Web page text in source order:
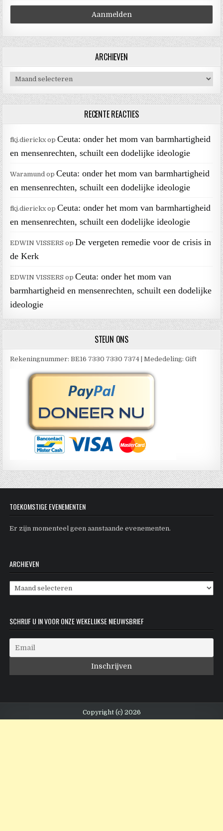
ARCHIEVEN
Archieven
RECENTE REACTIES
fkj.dierickxopCeuta: onder het mom van barmhartigheid
en mensenrechten, schuilt een dodelijke ideologie
Waramund opCeuta: onder het mom van barmhartigheid
en mensenrechten, schuilt een dodelijke ideologie
fkj.dierickxopCeuta: onder het mom van barmhartigheid
en mensenrechten, schuilt een dodelijke ideologie
EDWIN VISSERS opDe vergeten remedie voor de crisis in
de Kerk
EDWIN VISSERS opCeuta: onder het mom van
barmhartigheid en mensenrechten, schuilt een dodelijke
ideologie
STEUN ONS
Rekeningnummer: BE16 7330 7330 7374 | Mededeling: Gift
TOEKOMSTIGE EVENEMENTEN
Er zijn momenteel geen aanstaande evenementen.
ARCHIEVEN
Archieven
SCHRIJF U IN VOOR ONZE WEKELIJKSE NIEUWSBRIEF
Copyright (c) 2026